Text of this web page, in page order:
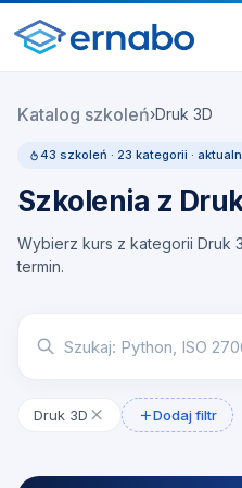
Katalog szkoleń›Druk 3D
43 szkoleń · 23 kategorii ·
Szkolenia z
Wybierz kurs z kategorii Druk
termin.
Druk 3D Dodaj filtr